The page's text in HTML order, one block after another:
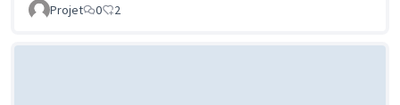
Projet
0 2